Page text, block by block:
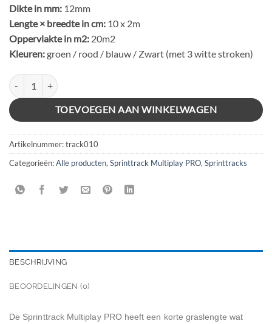
Dikte in mm: 12mm
Lengte × breedte in cm: 10 x 2m
Oppervlakte in m2: 20m2
Kleuren:groen / rood / blauw / Zwart (met 3 witte stroken)
SPRINTTRACK ZWART 2x10m aantal
TOEVOEGEN AAN WINKELWAGEN
Artikelnummer:track010
Categorieën:Alle producten, Sprinttrack Multiplay PRO, Sprinttracks
BESCHRIJVING
BEOORDELINGEN (0)
De Sprinttrack Multiplay PRO heeft een korte graslengte wat